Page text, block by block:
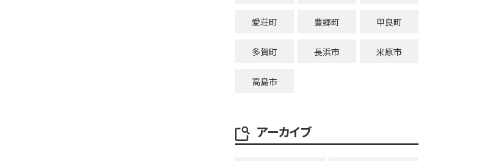
愛荘町 豊郷町 甲良町
多賀町 長浜市 米原市
高島市
アーカイブ